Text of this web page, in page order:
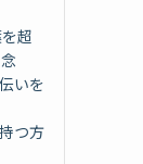
超
いを
つ方